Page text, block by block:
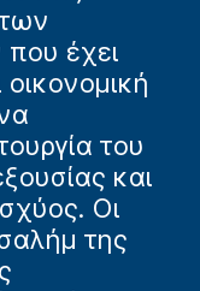
έχει
του
και
Οι
της